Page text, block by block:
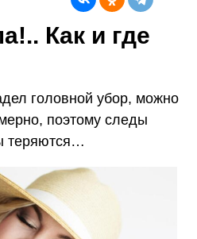
Как и где
головной убор, можно
поэтому следы
теряются…